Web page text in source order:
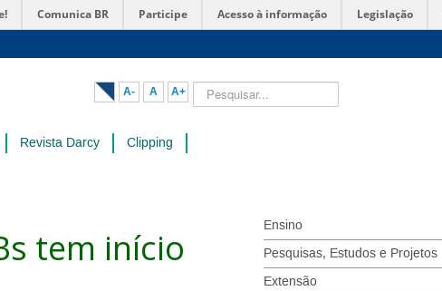
Comunica BR Participe Acesso à informação Legislação
A- A A+ Pesquisar...
Revista Darcy Clipping
tem início
Ensino
Pesquisas, Estudos e Projetos
Extensão